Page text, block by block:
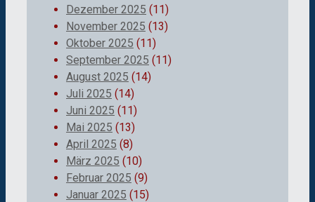
Dezember 2025 (11)
November 2025 (13)
Oktober 2025 (11)
September 2025 (11)
August 2025 (14)
Juli 2025 (14)
Juni 2025 (11)
Mai 2025 (13)
April 2025 (8)
März 2025 (10)
Februar 2025 (9)
Januar 2025 (15)